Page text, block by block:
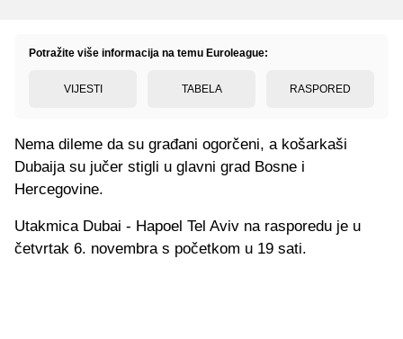
Potražite više informacija na temu Euroleague:
VIJESTI TABELA RASPORED
Nema dileme da su građani ogorčeni, a košarkaši
Dubaija su jučer stigli u glavni grad Bosne i
Hercegovine.
Utakmica Dubai - Hapoel Tel Aviv na rasporedu je u
četvrtak 6. novembra s početkom u 19 sati.